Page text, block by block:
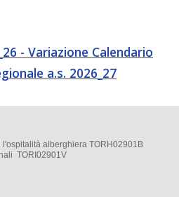
- Variazione Calendario
a.s. 2026_27
alberghiera TORH02901B
TORI02901V